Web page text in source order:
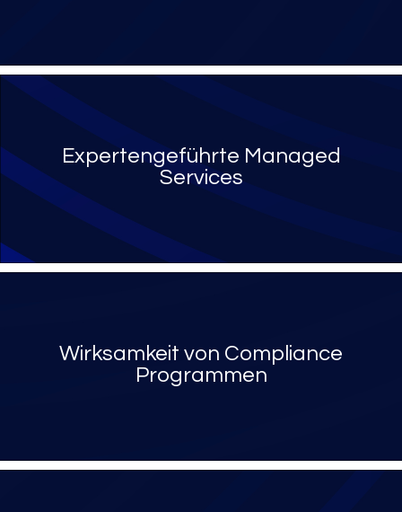
Expertengeführte Managed
Services
Wirksamkeit von Compliance
Programmen